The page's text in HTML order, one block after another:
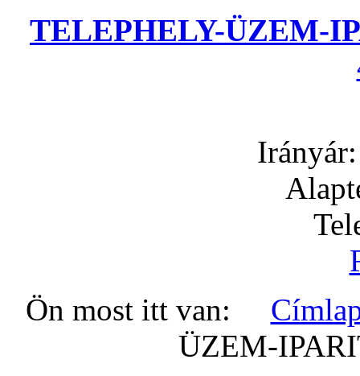
TELEPHELY-ÜZEM-
Ön most itt van:
ÜZEM-